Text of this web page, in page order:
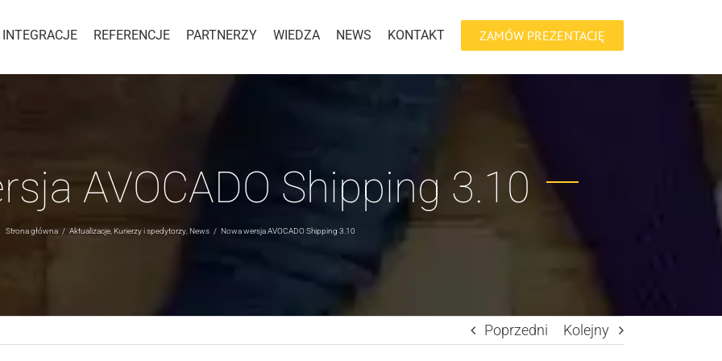
INTEGRACJE REFERENCJE PARTNERZY WIEDZA NEWS KONTAKT ZAMÓW PREZENTACJĘ
AVOCADO Shipping 3.10
Strona główna / Aktualizacje Kurierzy i spedytorzy News / Nowa wersja AVOCADO Shipping 3.10
Poprzedni Kolejny